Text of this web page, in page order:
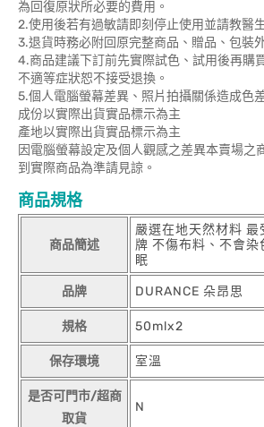
為回復原狀所必要的費用。
2.使用後若有過敏請即刻停止使用並請教醫
3.退貨時務必附回原完整商品、贈品、包裝
4.商品建議下訂前先實際試色、試用後再購
不適等症狀恕不接受退換。
5.個人電腦螢幕差異、照片拍攝關係造成色
成份以實際出貨實品標示為主
產地以實際出貨實品標示為主
因電腦螢幕設定及個人觀感之差異本賣場之
到實際商品為準請見諒。
商品規格
商品簡述
嚴選在地天然材料 最
牌 不傷布料、不會
眠
品牌 DURANCE 朵昂思
規格 50mlx2
保存環境 室溫
是否可門市/超商
取貨
N